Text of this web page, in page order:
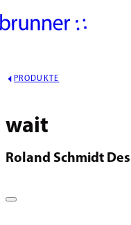
PRODUKTE
wait
Roland Schmidt